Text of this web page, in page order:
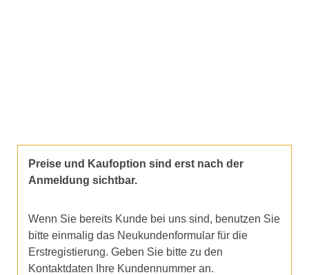
Preise und Kaufoption sind erst nach der
Anmeldung sichtbar.
Wenn Sie bereits Kunde bei uns sind, benutzen Sie
bitte einmalig das Neukundenformular für die
Erstregistierung. Geben Sie bitte zu den
Kontaktdaten Ihre Kundennummer an.